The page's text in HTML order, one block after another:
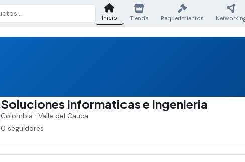
Inicio Tienda Requerimientos
Soluciones Informaticas e Ingenieria
Colombia · Valle del Cauca
0 seguidores